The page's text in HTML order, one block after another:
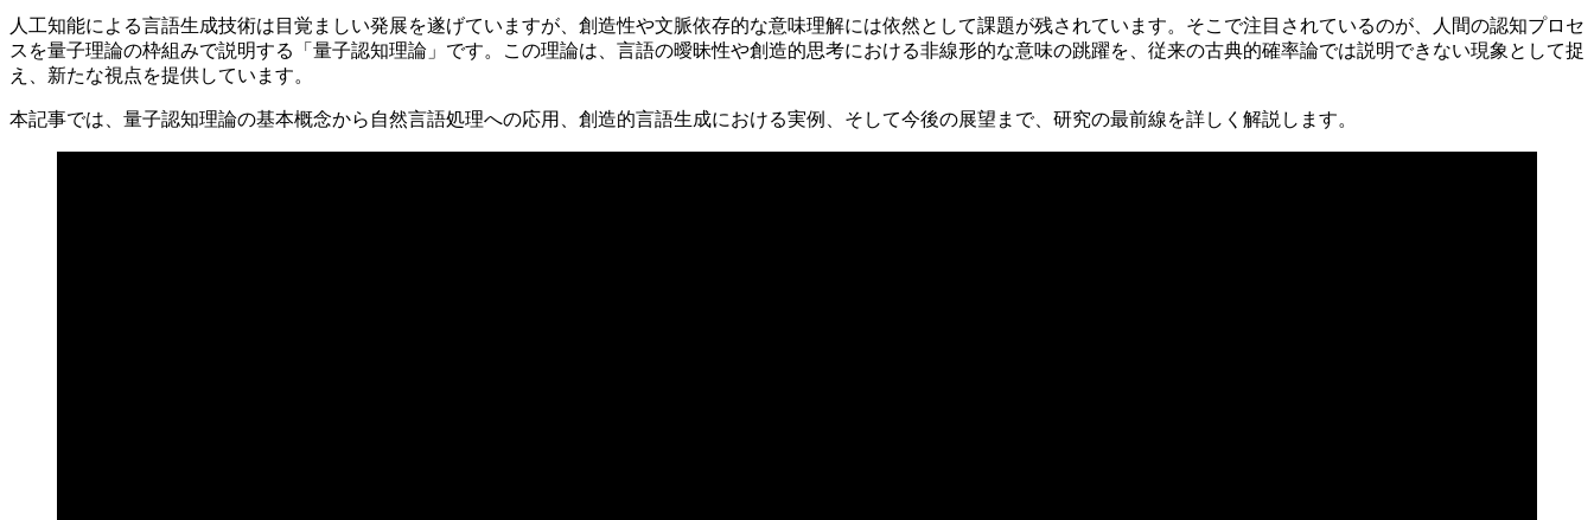
人工知能による言語生成技術は目覚ましい発展を遂げていますが、創造性や文脈依存的な意味理解には依然として課題が残されています。そこで注目されているのが、人間の認知プロセ
スを量子理論の枠組みで説明する「量子認知理論」です。この理論は、言語の曖昧性や創造的思考における非線形的な意味の跳躍を、従来の古典的確率論では説明できない現象として捉
え、新たな視点を提供しています。
本記事では、量子認知理論の基本概念から自然言語処理への応用、創造的言語生成における実例、そして今後の展望まで、研究の最前線を詳しく解説します。